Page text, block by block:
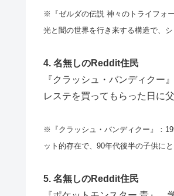
※『ゼルダの伝説 神々のトライフォ
光と闇の世界を行き来する構造で、
4. 名無しのReddit住民
『クラッシュ・バンディクー
レステを買ってもらった日に
※『クラッシュ・バンディクー』：
ット的存在で、90年代後半の子供に
5. 名無しのReddit住民